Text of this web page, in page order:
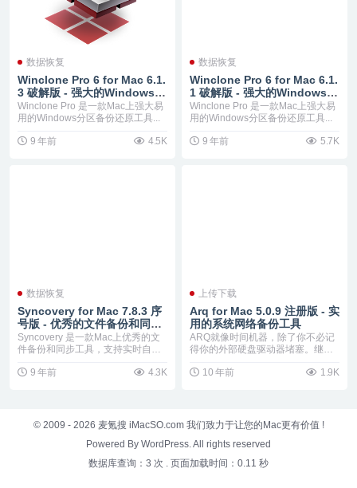
数据恢复
Winclone Pro 6 for Mac 6.1.
3 破解版 - 强大的Windows分
区备份还原工具
Winclone Pro 是一款Mac上强大易
用的Windows分区备份还原工具...
9 年前 4.5K
数据恢复
Winclone Pro 6 for Mac 6.1.
1 破解版 - 强大的Windows分
区备份还原工具
Winclone Pro 是一款Mac上强大易
用的Windows分区备份还原工具...
9 年前 5.7K
数据恢复
Syncovery for Mac 7.8.3 序
号版 - 优秀的文件备份和同步
工具
Syncovery 是一款Mac上优秀的文
件备份和同步工具，支持实时自动
9 年前
4.3K
上传下载
Arq for Mac 5.0.9 注册版 - 实
用的系统网络备份工具
ARQ就像时间机器，除了你不必记
得你的外部硬盘驱动器堵塞。继最
10 年前
1.9K
© 2009 - 2026 麦氪搜 iMacSO.com 我们致力于让您的Mac更有价值 !
Powered By WordPress. All rights reserved
数据库查询：3 次
页面加载时间：0.11 秒